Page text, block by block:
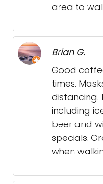
area to
Brian G.
Good
times.
distancing.
including
beer and
specials.
when